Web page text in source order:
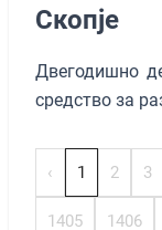
Скопје
Двегодишно
средство за
‹ 1 2 3
1405 1406